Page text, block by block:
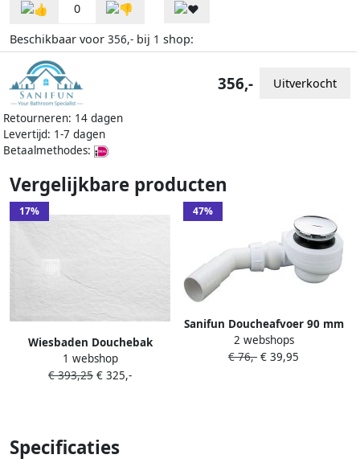
0
Beschikbaar voor 356,- bij 1 shop:
Retourneren: 14 dagen
Levertijd: 1-7 dagen
Betaalmethodes:
356,- Uitverkocht
Vergelijkbare producten
17%
Wiesbaden Douchebak
Stonea Antislip Composiet
80x90x3 cm Inkortbaar Mat
1 webshop
€ 393,25 € 325,-
47%
Sanifun Doucheafvoer 90 mm
chroom– geschikt voor
Stonea douchebakken
2 webshops
€ 76,- € 39,95
Specificaties